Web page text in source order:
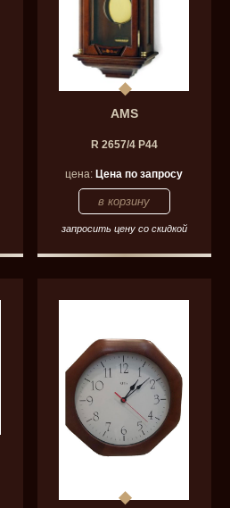
AMS
R 2657/4 P44
цена:Цена по запросу
запросить цену со скидкой